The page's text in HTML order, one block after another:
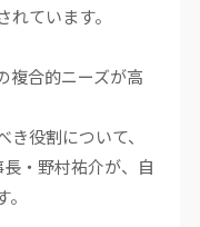
ています。
複合的ニーズが高
役割について、
・野村祐介が、自